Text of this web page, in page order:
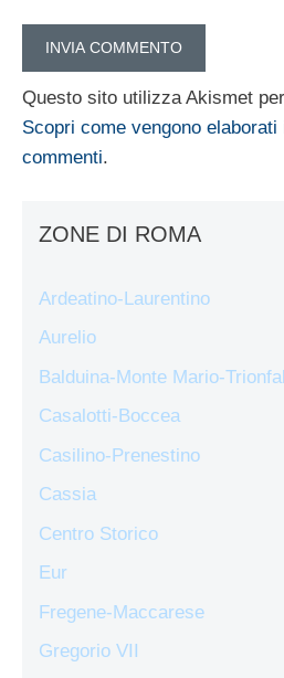
Questo sito utilizza Akismet
Scopri come vengono
commenti.
ZONE DI ROMA
Ardeatino-Laurentino
Aurelio
Balduina-Monte Mario-
Casalotti-Boccea
Casilino-Prenestino
Cassia
Centro Storico
Eur
Fregene-Maccarese
Gregorio VII